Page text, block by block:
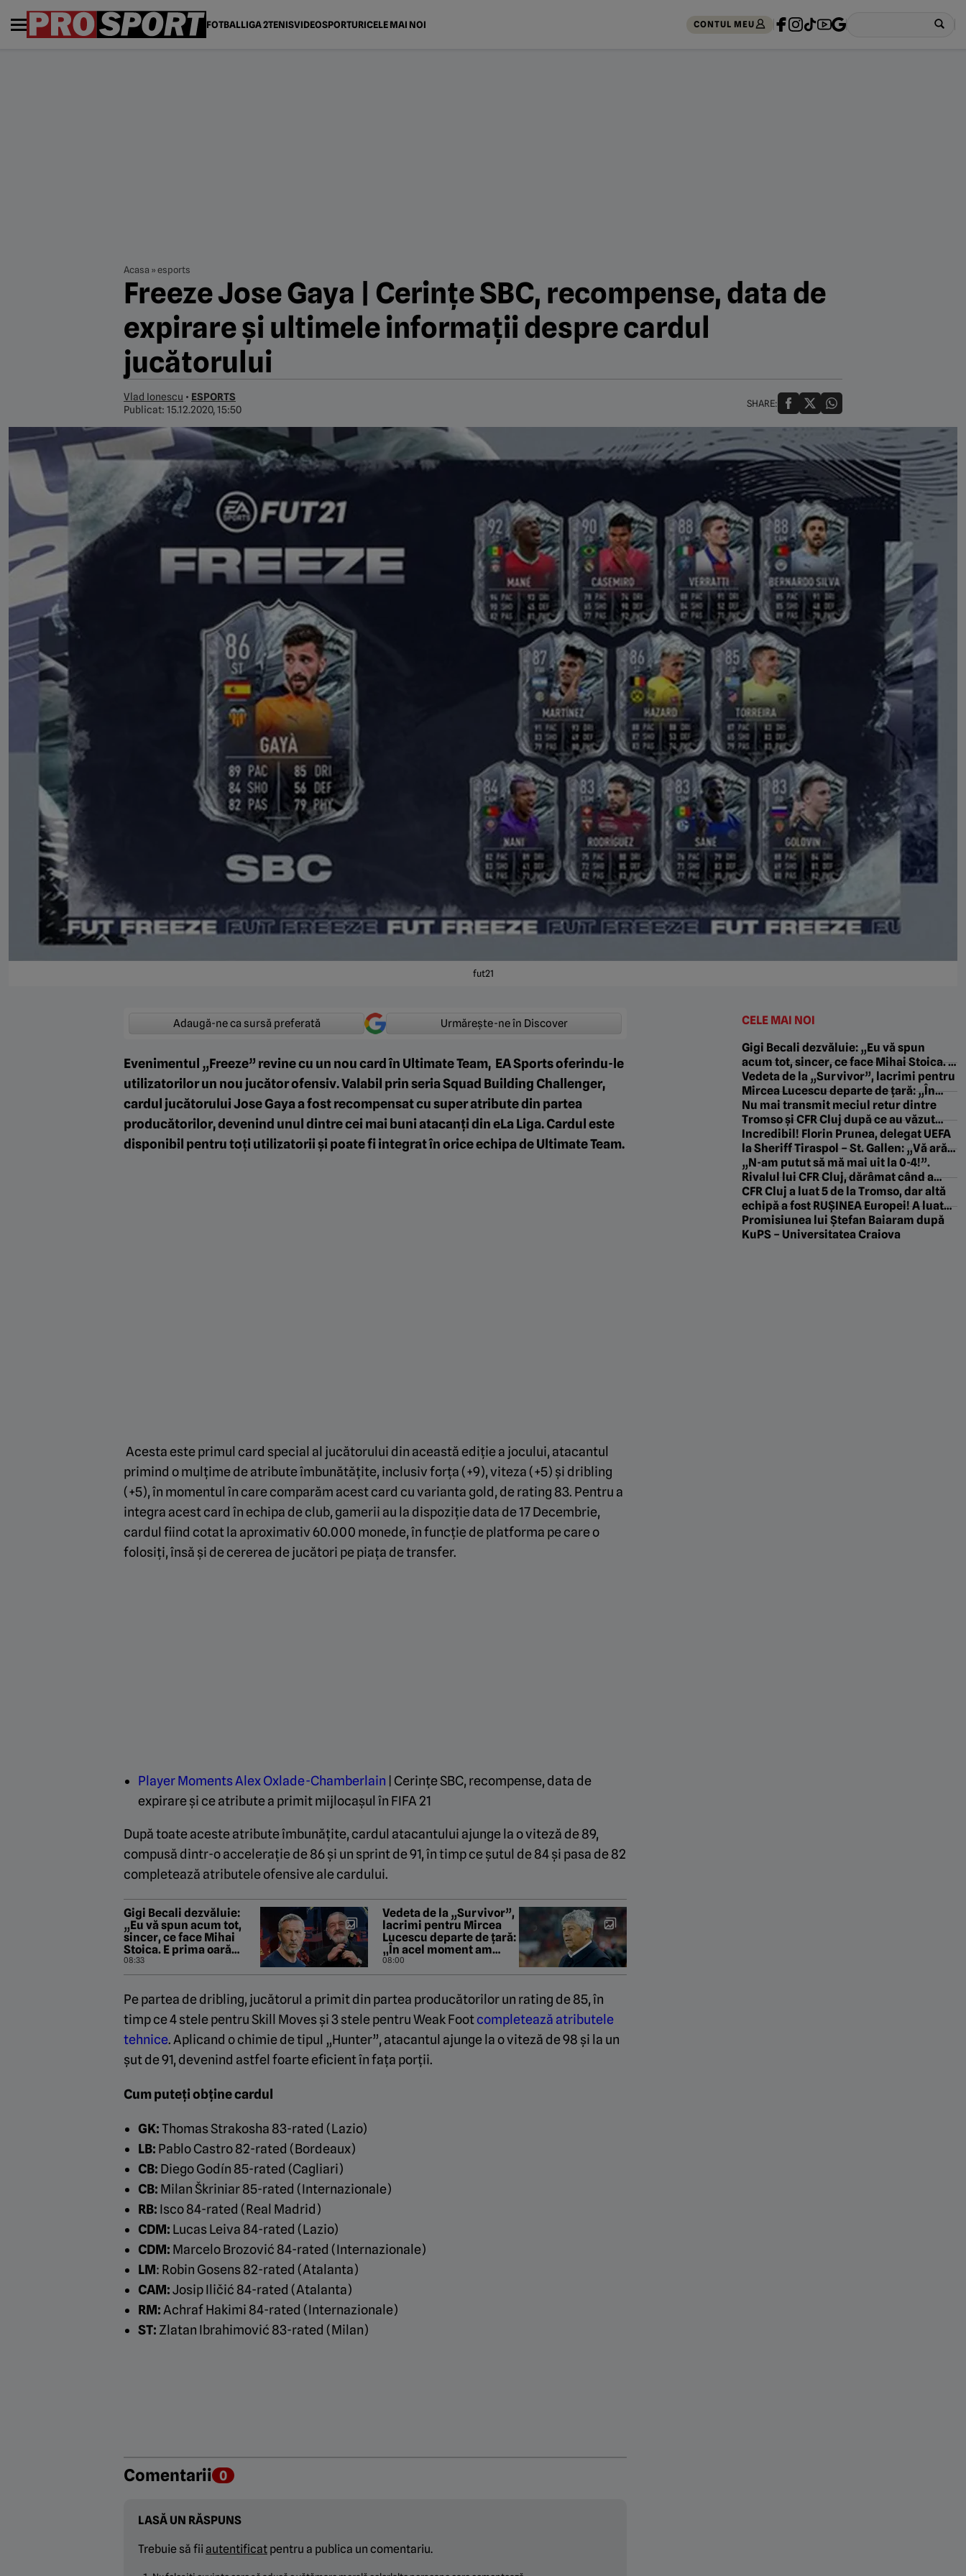
FOTBALLIGA 2TENISVIDEOSPORTURICELE MAI NOI CONTUL MEU
Acasa »esports
Freeze Jose Gaya | Cerințe SBC, recompense, data de
expirare și ultimele informații despre cardul
jucătorului
Vlad Ionescu • ESPORTS
Publicat: 15.12.2020, 15:50
SHARE:
fut21
Adaugă-ne ca sursă preferată Urmărește-ne în Discover
Evenimentul „Freeze” revine cu un nou card în Ultimate Team, EA Sports oferindu-le
utilizatorilor un nou jucător ofensiv. Valabil prin seria Squad Building Challenger,
cardul jucătorului Jose Gaya a fost recompensat cu super atribute din partea
producătorilor, devenind unul dintre cei mai buni atacanți din eLa Liga. Cardul este
disponibil pentru toți utilizatorii și poate fi integrat în orice echipa de Ultimate Team.
Acesta este primul card special al jucătorului din această ediție a jocului, atacantul
primind o mulțime de atribute îmbunătățite, inclusiv forța (+9), viteza (+5) și dribling
(+5), în momentul în care comparăm acest card cu varianta gold, de rating 83. Pentru a
integra acest card în echipa de club, gamerii au la dispoziție data de 17 Decembrie,
cardul fiind cotat la aproximativ 60.000 monede, în funcție de platforma pe care o
folosiți, însă și de cererea de jucători pe piața de transfer.
Player Moments Alex Oxlade-Chamberlain | Cerințe SBC, recompense, data de
expirare și ce atribute a primit mijlocașul în FIFA 21
După toate aceste atribute îmbunățite, cardul atacantului ajunge la o viteză de 89,
compusă dintr-o accelerație de 86 și un sprint de 91, în timp ce șutul de 84 și pasa de 82
completează atributele ofensive ale cardului.
Gigi Becali dezvăluie:
„Eu vă spun acum tot,
sincer, ce face Mihai
Stoica. E prima oară
când o zic”
08:33
Vedeta de la „Survivor”,
lacrimi pentru Mircea
Lucescu departe de țară:
„În acel moment am
plâns”
08:00
Pe partea de dribling, jucătorul a primit din partea producătorilor un rating de 85, în
timp ce 4 stele pentru Skill Moves și 3 stele pentru Weak Footcompletează atributele
tehnice. Aplicand o chimie de tipul „Hunter”, atacantul ajunge la o viteză de 98 și la un
șut de 91, devenind astfel foarte eficient în fața porții.
Cum puteți obține cardul
GK:Thomas Strakosha 83-rated (Lazio)
LB: Pablo Castro 82-rated (Bordeaux)
CB: Diego Godín 85-rated (Cagliari)
CB: Milan Škriniar 85-rated (Internazionale)
RB: Isco 84-rated (Real Madrid)
CDM: Lucas Leiva 84-rated (Lazio)
CDM: Marcelo Brozović 84-rated (Internazionale)
LM: Robin Gosens 82-rated (Atalanta)
CAM:Josip Iličić 84-rated (Atalanta)
RM:Achraf Hakimi 84-rated (Internazionale)
ST: Zlatan Ibrahimović 83-rated (Milan)
Comentarii 0
LASĂ UN RĂSPUNS
Trebuie să fii autentificat pentru a publica un comentariu.
CELE MAI NOI
Gigi Becali dezvăluie: „Eu vă spun
acum tot, sincer, ce face Mihai Stoica. E
prima oară când o zic”
Vedeta de la „Survivor”, lacrimi pentru
Mircea Lucescu departe de țară: „În
acel moment am plâns”
Nu mai transmit meciul retur dintre
Tromso și CFR Cluj după ce au văzut
scorul din Gruia!
Incredibil! Florin Prunea, delegat UEFA
la Sheriff Tiraspol – St. Gallen: „Vă arăt
ceva frumos! E ce trebuie, Fratello?”
„N-am putut să mă mai uit la 0-4!”.
Rivalul lui CFR Cluj, dărâmat când a
văzut ce a făcut Tromso în Gruia
CFR Cluj a luat 5 de la Tromso, dar altă
echipă a fost RUȘINEA Europei! A luat
gol după gol și s-a făcut de râs
Promisiunea lui Ștefan Baiaram după
KuPS – Universitatea Craiova